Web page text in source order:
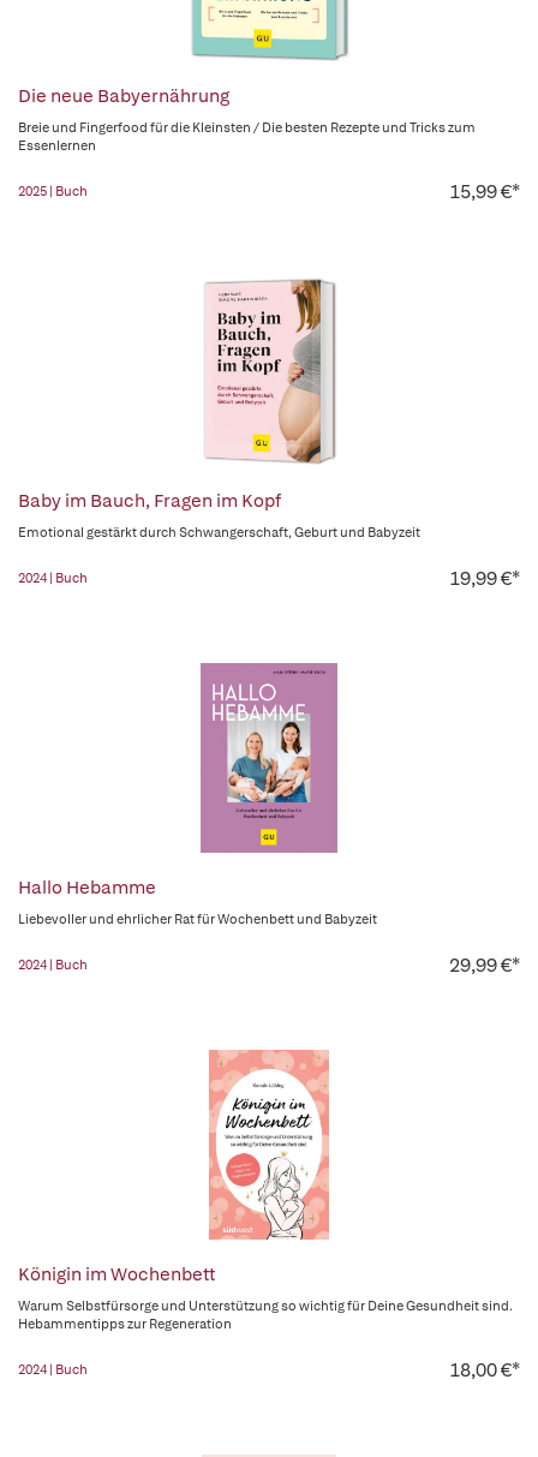
Die neue Babyernährung
Breie und Fingerfood für die Kleinsten / Die besten Rezepte und Tricks zum
Essenlernen
2025 | Buch 15,99 €*
Baby im Bauch, Fragen im Kopf
Emotional gestärkt durch Schwangerschaft, Geburt und Babyzeit
2024 | Buch 19,99 €*
Hallo Hebamme
Liebevoller und ehrlicher Rat für Wochenbett und Babyzeit
2024 | Buch 29,99 €*
Königin im Wochenbett
Warum Selbstfürsorge und Unterstützung so wichtig für Deine Gesundheit sind.
Hebammentipps zur Regeneration
2024 | Buch 18,00 €*